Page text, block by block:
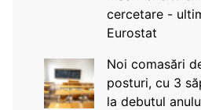
cercetare -
Eurostat
Noi comasări
posturi, cu 3
la debutul